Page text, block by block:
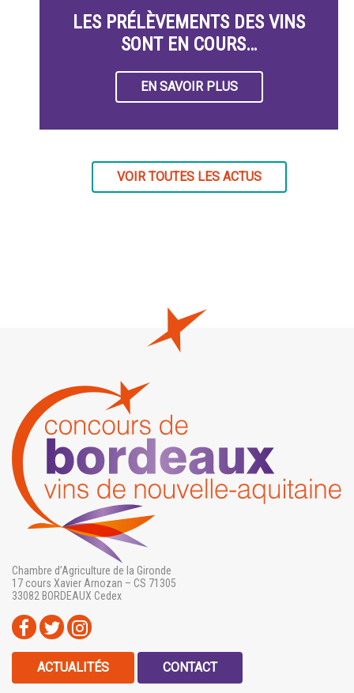
LES PRÉLÈVEMENTS DES VINS
SONT EN COURS…
EN SAVOIR PLUS
VOIR TOUTES LES ACTUS
Chambre d’Agriculture de la Gironde
17 cours Xavier Arnozan – CS 71305
33082 BORDEAUX Cedex
ACTUALITÉS CONTACT